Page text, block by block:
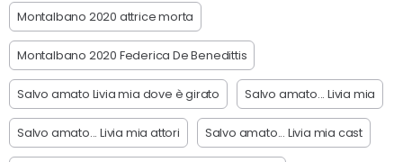
Montalbano 2020 attrice morta
Montalbano 2020 Federica De Benedittis
Salvo amato Livia mia dove è girato Salvo amato... Livia mia
Salvo amato... Livia mia attori Salvo amato... Livia mia cast